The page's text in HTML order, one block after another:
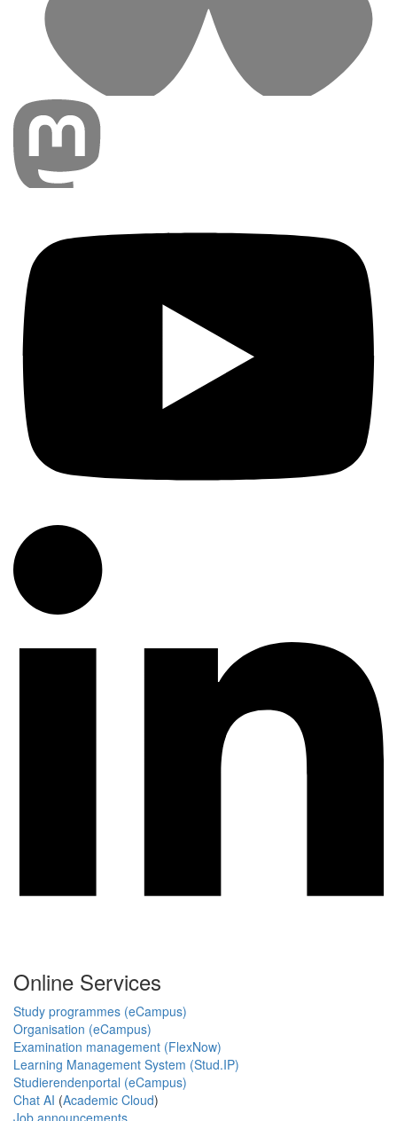
Online Services
Study programmes (eCampus)
Organisation (eCampus)
Examination management (FlexNow)
Learning Management System (Stud.IP)
Studierendenportal (eCampus)
Chat AI (Academic Cloud)
Job announcements